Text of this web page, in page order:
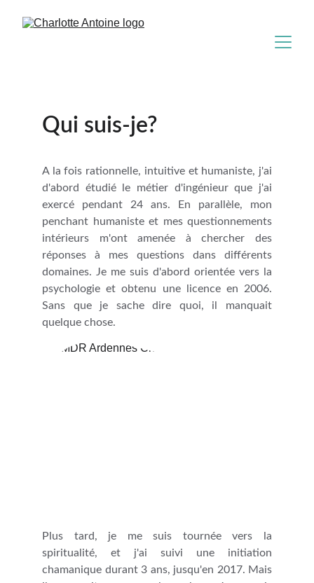
Qui suis-je?
A la fois rationnelle, intuitive et humaniste, j'ai
d'abord étudié le métier d'ingénieur que j'ai
exercé pendant 24 ans. En parallèle, mon
penchant humaniste et mes questionnements
intérieurs m'ont amenée à chercher des
réponses à mes questions dans différents
domaines. Je me suis d'abord orientée vers la
psychologie et obtenu une licence en 2006.
Sans que je sache dire quoi, il manquait
quelque chose.
Plus tard, je me suis tournée vers la
spiritualité, et j'ai suivi une initiation
chamanique durant 3 ans, jusqu'en 2017. Mais